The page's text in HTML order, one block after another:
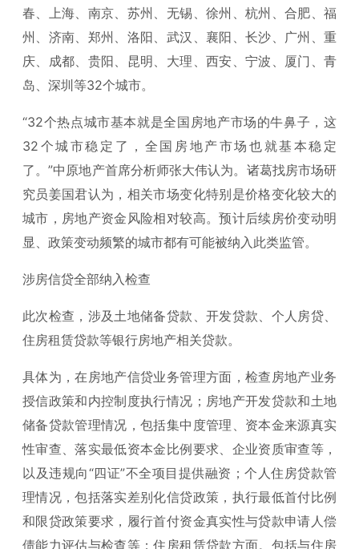
春、上海、南京、苏州、无锡、徐州、杭州、合肥、福
州、济南、郑州、洛阳、武汉、襄阳、长沙、广州、重
庆、成都、贵阳、昆明、大理、西安、宁波、厦门、青
岛、深圳等32个城市。
“32个热点城市基本就是全国房地产市场的牛鼻子，这
32个城市稳定了，全国房地产市场也就基本稳定
了。”中原地产首席分析师张大伟认为。诸葛找房市场研
究员姜国君认为，相关市场变化特别是价格变化较大的
城市，房地产资金风险相对较高。预计后续房价变动明
显、政策变动频繁的城市都有可能被纳入此类监管。
涉房信贷全部纳入检查
此次检查，涉及土地储备贷款、开发贷款、个人房贷、
住房租赁贷款等银行房地产相关贷款。
具体为，在房地产信贷业务管理方面，检查房地产业务
授信政策和内控制度执行情况；房地产开发贷款和土地
储备贷款管理情况，包括集中度管理、资本金来源真实
性审查、落实最低资本金比例要求、企业资质审查等，
以及违规向“四证”不全项目提供融资；个人住房贷款管
理情况，包括落实差别化信贷政策，执行最低首付比例
和限贷政策要求，履行首付资金真实性与贷款申请人偿
债能力评估与检查等；住房租赁贷款方面。包括与住房